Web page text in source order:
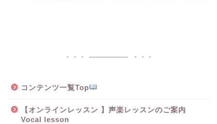
コンテンツ一覧Top
【オンラインレッスン 】声楽レッスンのご案内
Vocal lesson